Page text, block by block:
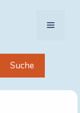
Menü
Suche